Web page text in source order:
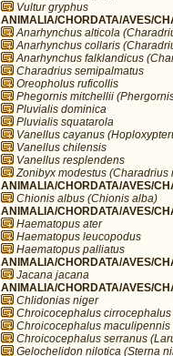
Vultur gryphus
ANIMALIA/CHORDATA/AVES/
Anarhynchus alticola
Anarhynchus collaris
Anarhynchus falklandicus
Charadrius semipalmatus
Oreopholus ruficollis
Phegornis mitchellii
Pluvialis dominica
Pluvialis squatarola
Vanellus cayanus
Vanellus chilensis
Vanellus resplendens
Zonibyx modestus (Charadrius
ANIMALIA/CHORDATA/AVES/
Chionis albus (Chionis alba)
ANIMALIA/CHORDATA/AVES/
Haematopus ater
Haematopus leucopodus
Haematopus palliatus
ANIMALIA/CHORDATA/AVES/
Jacana jacana
ANIMALIA/CHORDATA/AVES/
Chlidonias niger
Chroicocephalus
Chroicocephalus
Chroicocephalus serranus
Gelochelidon nilotica (Sterna